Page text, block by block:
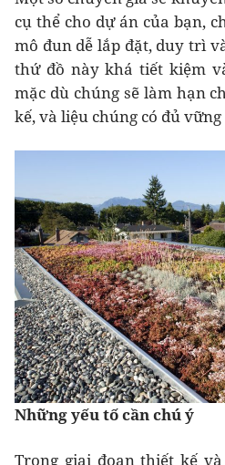
cụ thể cho dự án của bạn,
mô đun dễ lắp đặt, duy trì
thứ đồ này khá tiết kiệm
mặc dù chúng sẽ làm hạn
kế, và liệu chúng có đủ vững
Những yếu tố cần chú ý
Trong giai đoạn thiết kế